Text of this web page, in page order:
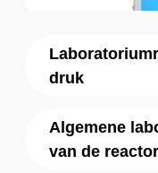
druk
Algemene
van de reactor